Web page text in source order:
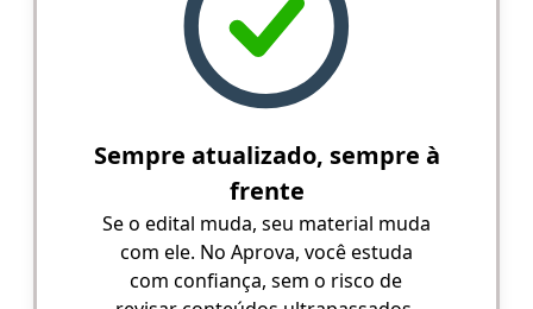
Sempre atualizado, sempre à
frente
Se o edital muda, seu material muda
com ele. No Aprova, você estuda
com confiança, sem o risco de